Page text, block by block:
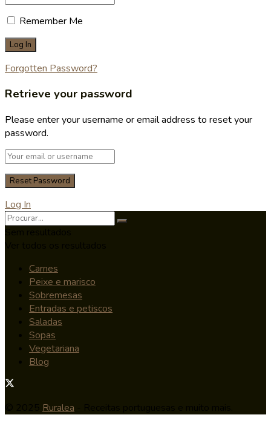
Remember Me
Forgotten Password?
Retrieve your password
Please enter your username or email address to reset your
password.
Log In
Carnes
Peixe e marisco
Sobremesas
Entradas e petiscos
Saladas
Sopas
Vegetariana
Blog
Ruralea